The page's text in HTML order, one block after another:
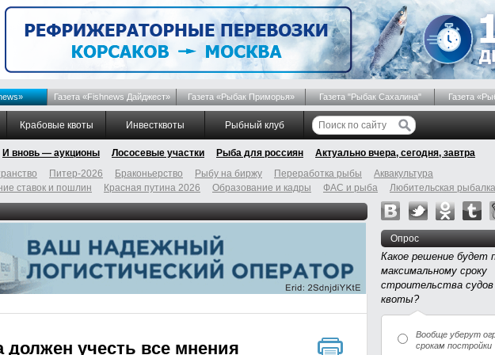
Газета «Fishnews Дайджест» Газета «Рыбак Приморья» Газета "Рыбак Сахалина" Газета
Крабовые квоты Инвестквоты Рыбный клуб
И вновь — аукционы Лососевые участки Рыба для россиян
Актуально вчера, сегодня, завтра
Питер-2026 Браконьерство Рыбу на биржу Переработка рыбы
Аквакультура
ставок и пошлин Красная путина 2026 Образование и кадры ФАС и рыба Любительская рыбалка
должен учесть все мнения
Опрос
Какое решение будет
максимальному сроку
строительства судов
квоты?
Вообще уберут
срокам постройки